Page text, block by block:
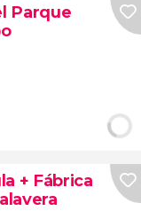
Parque
+ Fábrica